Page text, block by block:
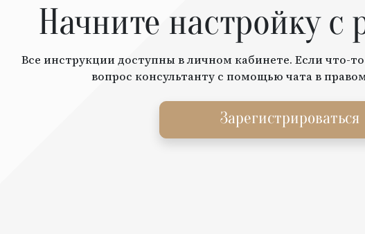
Начните настройку с
Все инструкции доступны в личном кабинете. Если что-
вопрос консультанту с помощью чата в
Зарегистрироваться